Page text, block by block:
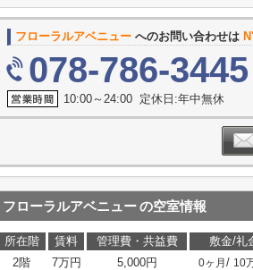
フローラルアベニュー へのお問い合わせは
078-786-3445
10:00～24:00 定休日:年中無休
フローラルアベニューの空室情報
所在階 賃料 管理費・共益費 敷金/礼
2階
7万円 5,000円 0ヶ月 / 10